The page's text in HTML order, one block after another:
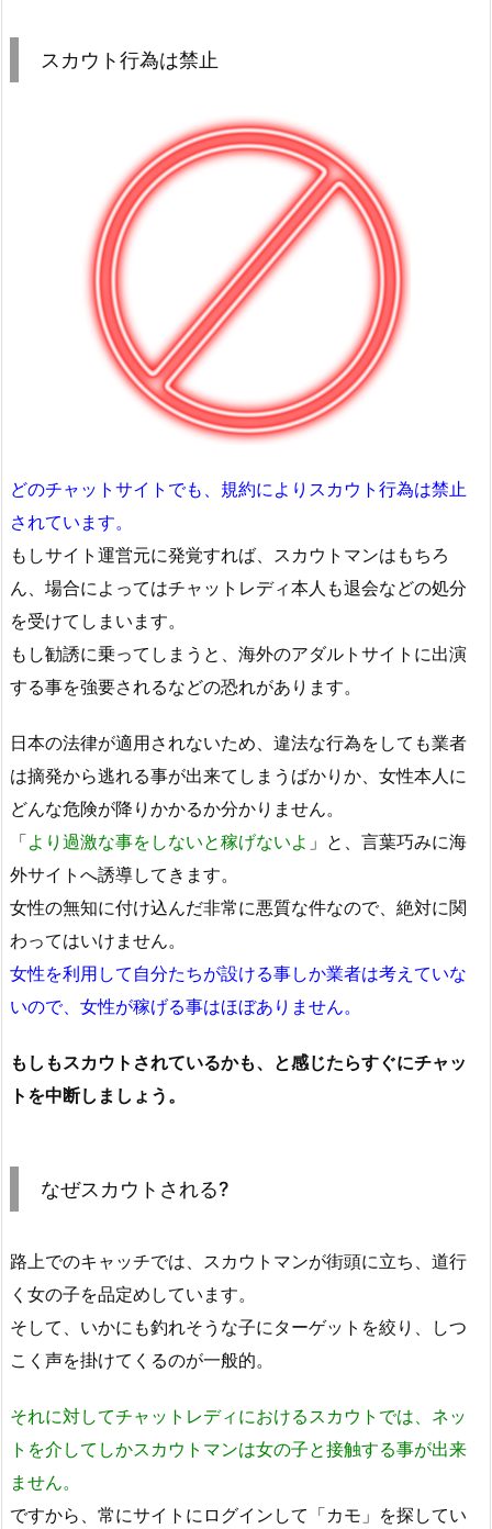
スカウト行為は禁止
どのチャットサイトでも、規約によりスカウト行為は禁止
されています。
もしサイト運営元に発覚すれば、スカウトマンはもちろ
ん、場合によってはチャットレディ本人も退会などの処分
を受けてしまいます。
もし勧誘に乗ってしまうと、海外のアダルトサイトに出演
する事を強要されるなどの恐れがあります。
日本の法律が適用されないため、違法な行為をしても業者
は摘発から逃れる事が出来てしまうばかりか、女性本人に
どんな危険が降りかかるか分かりません。
「より過激な事をしないと稼げないよ 」と、言葉巧みに海
外サイトへ誘導してきます。
女性の無知に付け込んだ非常に悪質な件なので、絶対に関
わってはいけません。
女性を利用して自分たちが設ける事しか業者は考えていな
いので、女性が稼げる事はほぼありません。
もしもスカウトされているかも、と感じたらすぐにチャッ
トを中断しましょう。
なぜスカウトされる?
路上でのキャッチでは、スカウトマンが街頭に立ち、道行
く女の子を品定めしています。
そして、いかにも釣れそうな子にターゲットを絞り、しつ
こく声を掛けてくるのが一般的。
それに対してチャットレディにおけるスカウトでは、ネッ
トを介してしかスカウトマンは女の子と接触する事が出来
ません。
ですから、常にサイトにログインして「カモ」を探してい